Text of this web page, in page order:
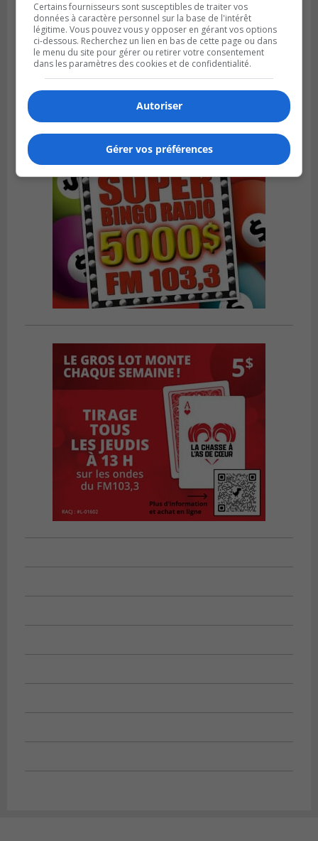
Publié le 6 août 2026 à 05h39
La grenade du camping du lac Cristal était
inoffensive
Certains fournisseurs sont susceptibles de traiter vos
données à caractère personnel sur la base de l'intérêt
légitime. Vous pouvez vous y opposer en gérant vos options
ci-dessous. Recherchez un lien en bas de cette page ou dans
le menu du site pour gérer ou retirer votre consentement
dans les paramètres des cookies et de confidentialité.
Autoriser
Gérer vos préférences